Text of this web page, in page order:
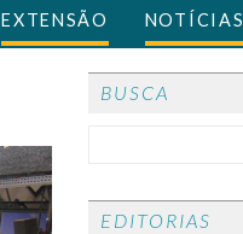
EXTENSÃO NOTÍCIAS
BUSCA
EDITORIAS